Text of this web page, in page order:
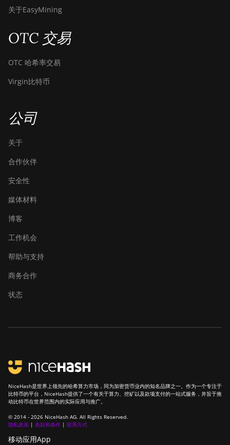
关于EasyMining
OTC 交易
OTC 哈希率交易
Virgin比特币
公司
关于
合作伙伴
安全性
媒体材料
博客
工作机会
帮助与支持
商务合作
状态
NiceHash是世界上领先的哈希算力市场，同为加密货币业内的知名品牌之一。作为一个专注于
比特币的平台，NiceHash提供了一个有关于算力、挖矿以及款项支付的一站式服务，并旨于推
动比特币在世界范围内的实际应用与推广。
© 2014 - 2026 NiceHash AG. All Rights Reserved.
隐私政策 | 条款和条件 | 联系方式
移动应用App